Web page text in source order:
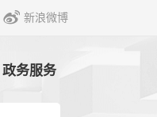
新浪微博
政务服务